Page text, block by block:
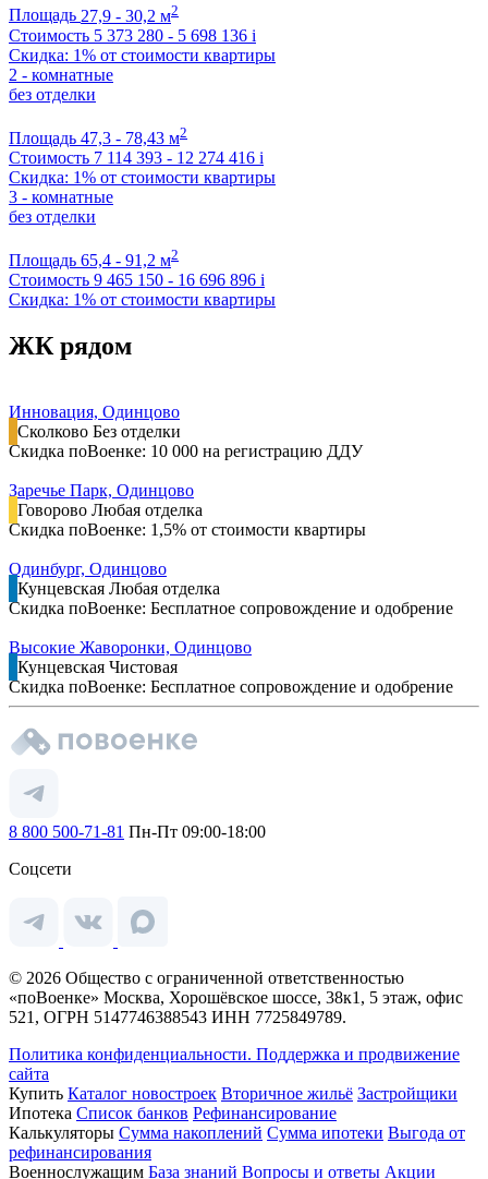
Площадь 27,9 - 30,2 м2
Стоимость 5 373 280 - 5 698 136 i
Скидка: 1% от стоимости квартиры
2 - комнатные
без отделки
Площадь 47,3 - 78,43 м2
Стоимость 7 114 393 - 12 274 416 i
Скидка: 1% от стоимости квартиры
3 - комнатные
без отделки
Площадь 65,4 - 91,2 м2
Стоимость 9 465 150 - 16 696 896 i
Скидка: 1% от стоимости квартиры
ЖК рядом
Инновация, Одинцово
Сколково Без отделки
Скидка поВоенке: 10 000 на регистрацию ДДУ
Заречье Парк, Одинцово
Говорово Любая отделка
Скидка поВоенке: 1,5% от стоимости квартиры
Одинбург, Одинцово
Кунцевская Любая отделка
Скидка поВоенке: Бесплатное сопровождение и одобрение
Высокие Жаворонки, Одинцово
Кунцевская Чистовая
Скидка поВоенке: Бесплатное сопровождение и одобрение
8 800 500-71-81 Пн-Пт 09:00-18:00
Соцсети
© 2026 Общество с ограниченной ответственностью
«поВоенке» Москва, Хорошёвское шоссе, 38к1, 5 этаж, офис
521, ОГРН 5147746388543 ИНН 7725849789.
Политика конфиденциальности. Поддержка и продвижение
сайта
Купить Каталог новостроек Вторичное жильё Застройщики
Ипотека Список банков Рефинансирование
Калькуляторы Сумма накоплений Сумма ипотеки Выгода от
рефинансирования
Военнослужащим База знаний Вопросы и ответы Акции